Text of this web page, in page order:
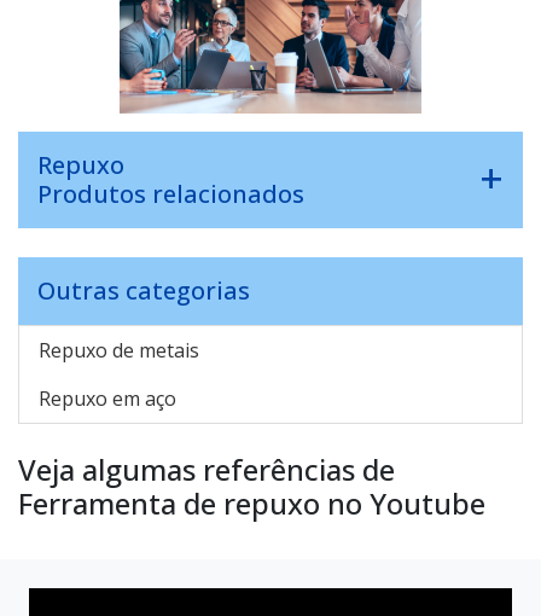
Repuxo
Produtos relacionados
Outras categorias
Repuxo de metais
Repuxo em aço
Veja algumas referências de
Ferramenta de repuxo no Youtube